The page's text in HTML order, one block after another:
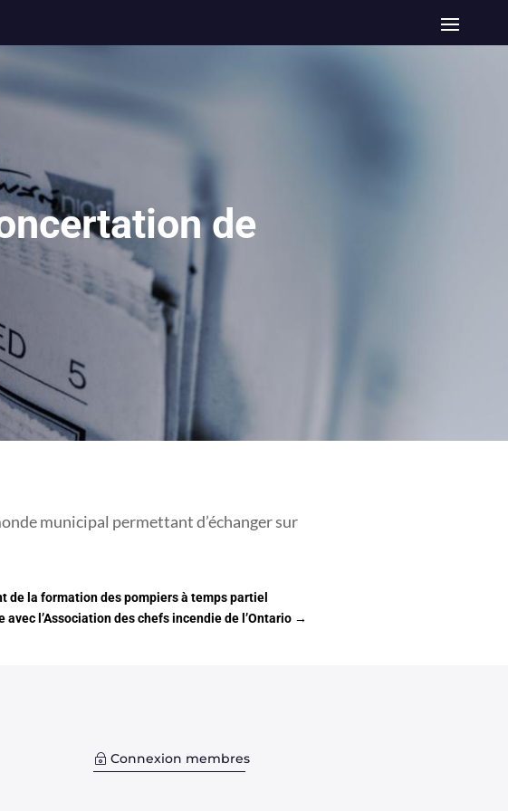
de
municipal permettant d’échanger sur
de la formation des pompiers à temps partiel
l’Association des chefs incendie de l’Ontario →
Connexion membres